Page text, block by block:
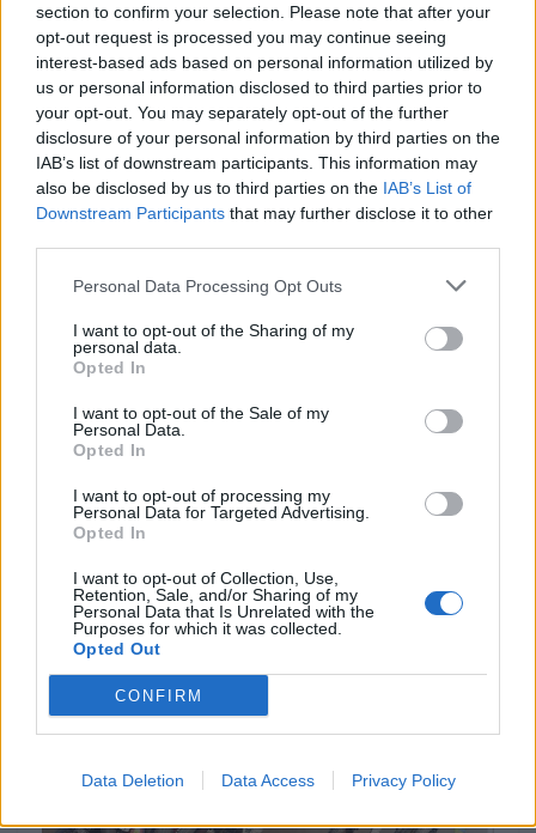
section to confirm your selection. Please note that after your
opt-out request is processed you may continue seeing
interest-based ads based on personal information utilized by
us or personal information disclosed to third parties prior to
your opt-out. You may separately opt-out of the further
disclosure of your personal information by third parties on the
IAB’s list of downstream participants. This information may
also be disclosed by us to third parties on the IAB’s List of
Downstream Participants that may further disclose it to other
Personal Data Processing Opt Outs
I want to opt-out of the Sharing of my
personal data.
Opted In
I want to opt-out of the Sale of my
Personal Data.
Opted In
I want to opt-out of processing my
Personal Data for Targeted Advertising.
Opted In
I want to opt-out of Collection, Use,
Retention, Sale, and/or Sharing of my
Personal Data that Is Unrelated with the
Purposes for which it was collected.
Opted Out
CONFIRM
Data Deletion Data Access Privacy Policy
RELACIONADOS
Cinquentenário do Supercross da Poutena
O Supercross da Poutena celebrou 50 anos com uma
jornada dupla do Campeonato Nacional de Supercross,
BEATRIZ ALEXANDRE 5 AGOSTO, 2026